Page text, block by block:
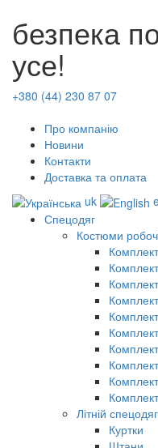
безпека
усе!
+380 (44) 230 87 07
Про компанію
Новини
Контакти
Доставка та оплата
uk
Спецодяг
Костюми
Літній спецодяг
Куртки